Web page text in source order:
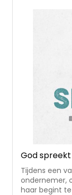
God
Tijdens een
ondernemer,
haar begint